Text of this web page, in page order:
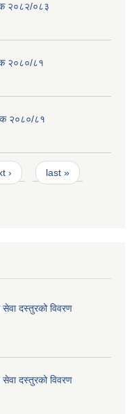
२०८२/०८३
२०८०/८१
२०८०/८१
› last »
दस्तुरको विवरण
दस्तुरको विवरण